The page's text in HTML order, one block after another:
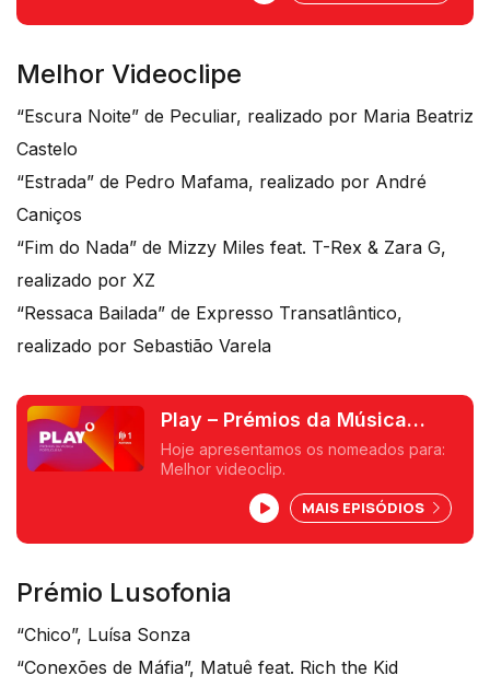
Melhor Videoclipe
“Escura Noite” de Peculiar, realizado por Maria Beatriz
Castelo
“Estrada” de Pedro Mafama, realizado por André
Caniços
“Fim do Nada” de Mizzy Miles feat. T-Rex & Zara G,
realizado por XZ
“Ressaca Bailada” de Expresso Transatlântico,
realizado por Sebastião Varela
Play – Prémios da Música
Portuguesa
Hoje apresentamos os nomeados para:
Melhor videoclip.
MAIS EPISÓDIOS
Prémio Lusofonia
“Chico”, Luísa Sonza
“Conexões de Máfia”, Matuê feat. Rich the Kid